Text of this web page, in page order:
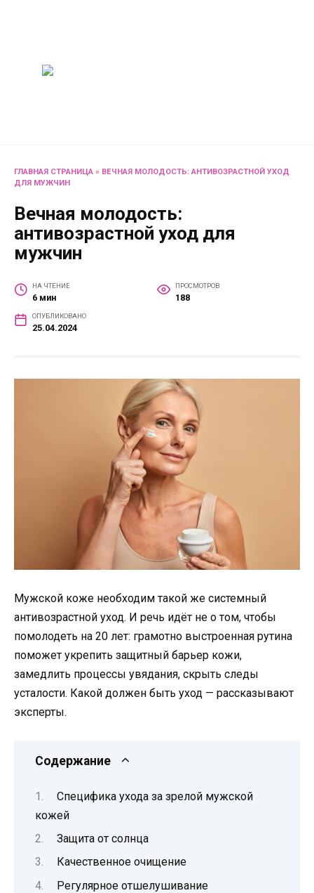
ГЛАВНАЯ СТРАНИЦА » ВЕЧНАЯ МОЛОДОСТЬ: АНТИВОЗРАСТНОЙ УХОД
ДЛЯ МУЖЧИН
Вечная молодость:
антивозрастной уход для
мужчин
НА ЧТЕНИЕ
6 мин
ПРОСМОТРОВ
188
ОПУБЛИКОВАНО
25.04.2024
Мужской коже необходим такой же системный
антивозрастной уход. И речь идёт не о том, чтобы
помолодеть на 20 лет: грамотно выстроенная рутина
поможет укрепить защитный барьер кожи,
замедлить процессы увядания, скрыть следы
усталости. Какой должен быть уход — рассказывают
эксперты.
Содержание
Специфика ухода за зрелой мужской
кожей
Защита от солнца
Качественное очищение
Регулярное отшелушивание